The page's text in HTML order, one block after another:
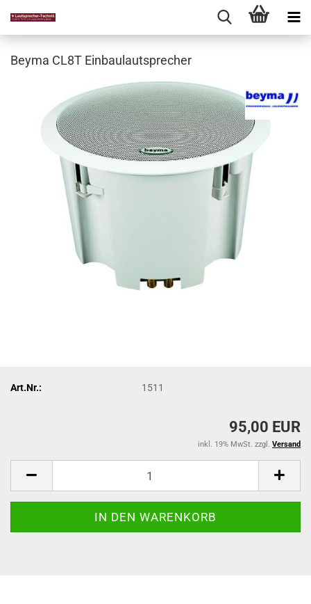
Beyma CL8T Einbaulautsprecher
Art.Nr.: 1511
95,00 EUR
inkl. 19% MwSt. zzgl. Versand